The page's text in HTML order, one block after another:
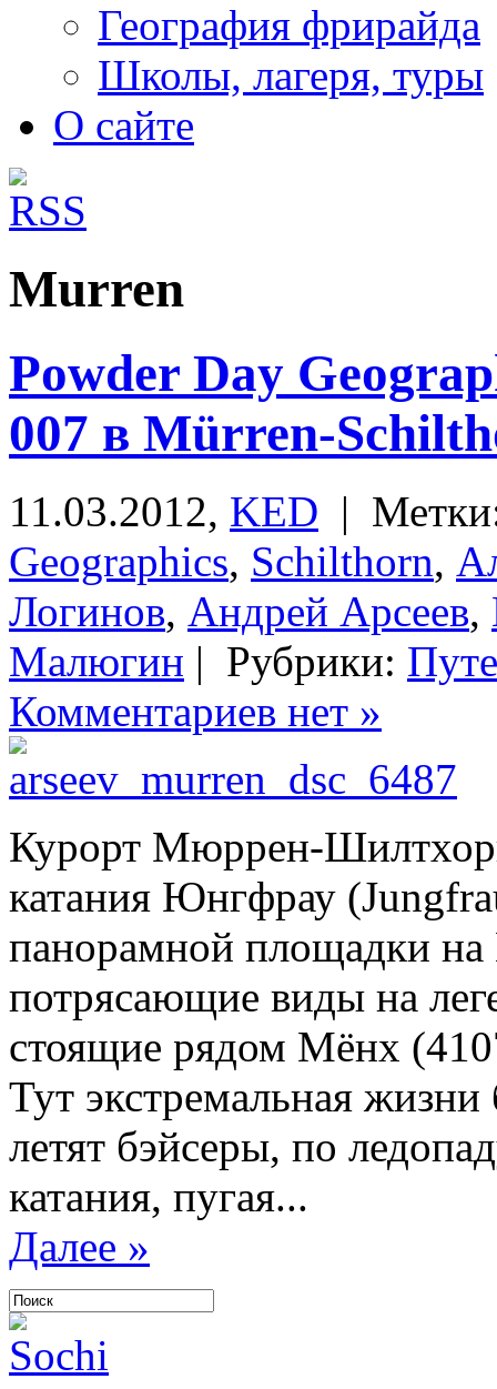
География фрирайда
Школы, лагеря, туры
О сайте
Murren
Powder Day
007 в Mürren-
11.03.2012, KED |
Geographics, Schilthorn,
Логинов, Андрей Арсеев,
Малюгин | Рубрики:
Комментариев нет »
Курорт Мюррен-
катания Юнгфрау
панорамной площадки
потрясающие виды на
стоящие рядом Мёнх
Тут экстремальная
летят бэйсеры, по
катания, пугая...
Далее »